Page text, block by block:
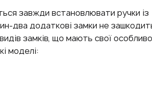
завжди встановлювати ручки із
два додаткові замки не
замків, що мають свої
моделі: